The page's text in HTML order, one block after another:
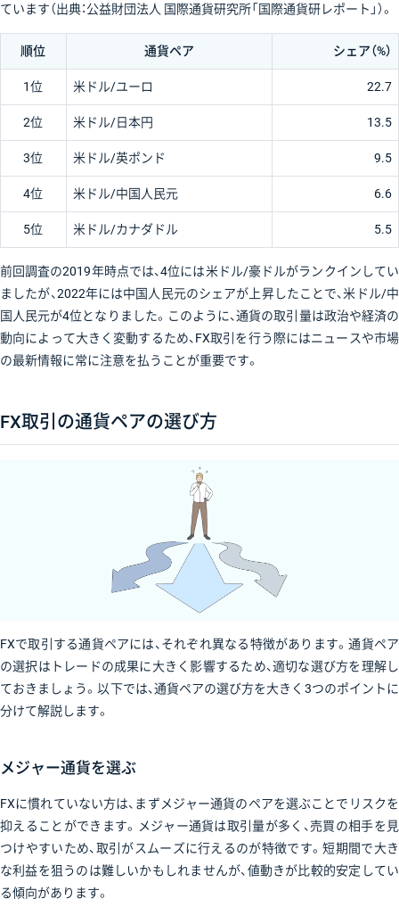
ています（出典：公益財団法人 国際通貨研究所「国際通貨研レポート」）。
順位 通貨ペア シェア（%）
1位 米ドル/ユーロ 22.7
2位 米ドル/日本円 13.5
3位 米ドル/英ポンド 9.5
4位 米ドル/中国人民元 6.6
5位 米ドル/カナダドル 5.5
前回調査の2019年時点では、4位には米ドル/豪ドルがランクインしてい
ましたが、2022年には中国人民元のシェアが上昇したことで、米ドル/中
国人民元が4位となりました。このように、通貨の取引量は政治や経済の
動向によって大きく変動するため、FX取引を行う際にはニュースや市場
の最新情報に常に注意を払うことが重要です。
FX取引の通貨ペアの選び方
FXで取引する通貨ペアには、それぞれ異なる特徴があります。通貨ペア
の選択はトレードの成果に大きく影響するため、適切な選び方を理解し
ておきましょう。以下では、通貨ペアの選び方を大きく3つのポイントに
分けて解説します。
メジャー通貨を選ぶ
FXに慣れていない方は、まずメジャー通貨のペアを選ぶことでリスクを
抑えることができます。メジャー通貨は取引量が多く、売買の相手を見
つけやすいため、取引がスムーズに行えるのが特徴です。短期間で大き
な利益を狙うのは難しいかもしれませんが、値動きが比較的安定してい
る傾向があります。